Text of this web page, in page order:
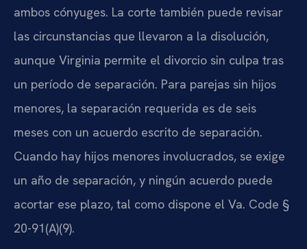
ambos cónyuges. La corte también puede revisar
las circunstancias que llevaron a la disolución,
aunque Virginia permite el divorcio sin culpa tras
un período de separación. Para parejas sin hijos
menores, la separación requerida es de seis
meses con un acuerdo escrito de separación.
Cuando hay hijos menores involucrados, se exige
un año de separación, y ningún acuerdo puede
acortar ese plazo, tal como dispone el Va. Code §
20-91(A)(9).